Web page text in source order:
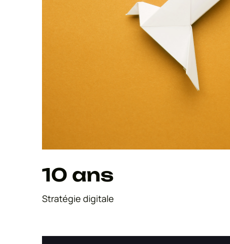
10 ans
Stratégie digitale